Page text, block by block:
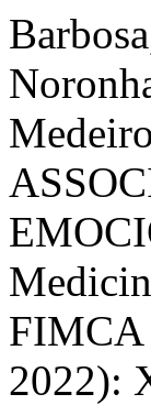
FIMCA
2022):